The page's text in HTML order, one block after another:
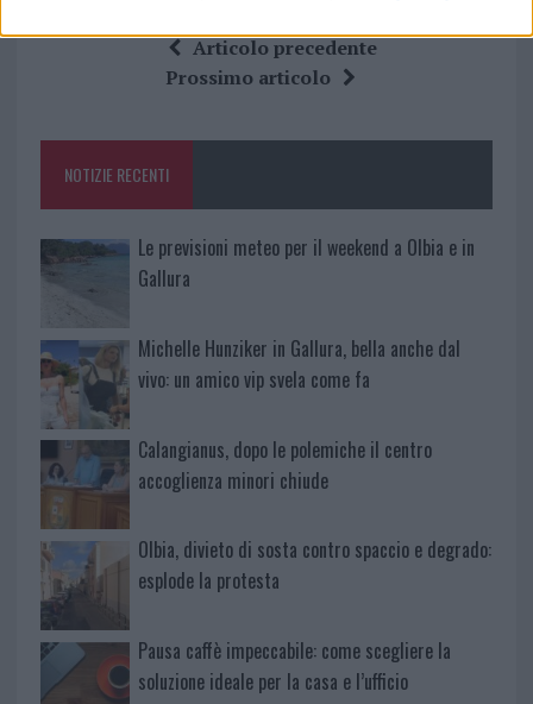
ce
o
k
it te
re
at
s
p
a
re
Articolo precedente
Prossimo articolo
NOTIZIE RECENTI
Le previsioni meteo per il weekend a Olbia e in
Gallura
Michelle Hunziker in Gallura, bella anche dal
vivo: un amico vip svela come fa
Calangianus, dopo le polemiche il centro
accoglienza minori chiude
Olbia, divieto di sosta contro spaccio e degrado:
esplode la protesta
Pausa caffè impeccabile: come scegliere la
soluzione ideale per la casa e l’ufficio